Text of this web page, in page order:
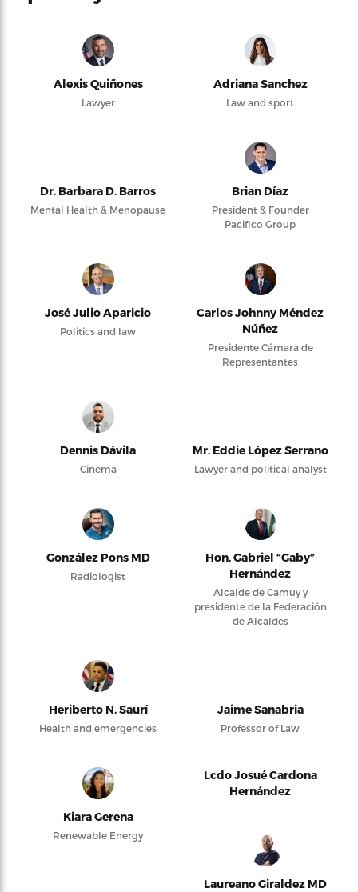
Alexis Quiñones
Lawyer
Adriana Sanchez
Law and sport
Dr. Barbara D. Barros
Mental Health & Menopause
Brian Díaz
President & Founder
Pacifico Group
José Julio Aparicio
Politics and law
Carlos Johnny Méndez
Núñez
Presidente Cámara de
Representantes
Dennis Dávila
Cinema
Mr. Eddie López Serrano
Lawyer and political analyst
González Pons MD
Radiologist
Hon. Gabriel “Gaby”
Hernández
Alcalde de Camuy y
presidente de la Federación
de Alcaldes
Heriberto N. Saurí
Health and emergencies
Jaime Sanabria
Professor of Law
Kiara Gerena
Renewable Energy
Lcdo Josué Cardona
Hernández
Laureano Giraldez MD